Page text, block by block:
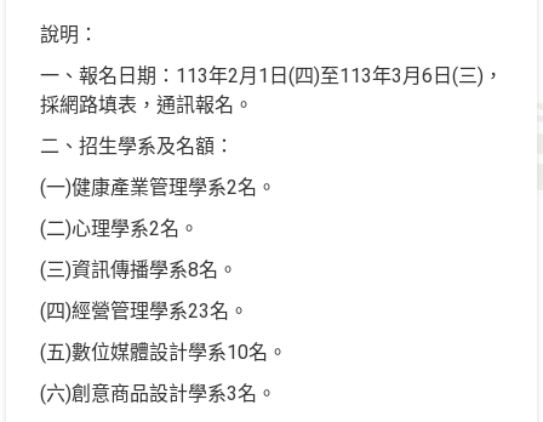
說明：
一、報名日期：113年2月1日(四)至113年3月6日(三)，
採網路填表，通訊報名。
二、招生學系及名額：
(一)健康產業管理學系2名。
(二)心理學系2名。
(三)資訊傳播學系8名。
(四)經營管理學系23名。
(五)數位媒體設計學系10名。
(六)創意商品設計學系3名。